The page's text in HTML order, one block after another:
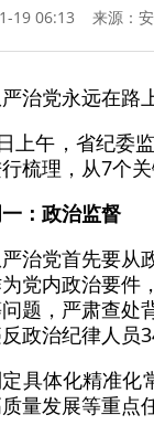
19 06:13 来源：
治党永远在路
上午，省纪委
梳理，从7个
：政治监督
治党首先要从
党内政治要件
题，严肃查处
政治纪律人员
具体化精准化
量发展等重点